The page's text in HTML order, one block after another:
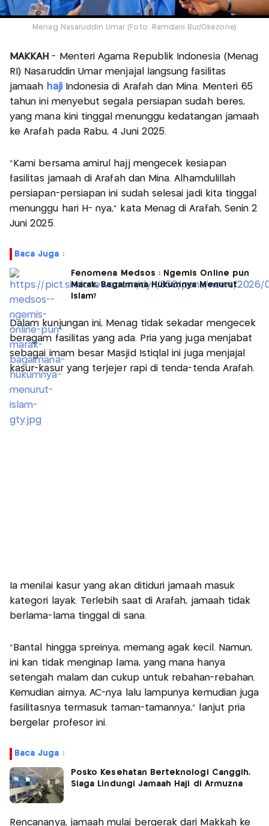
Menag Nasaruddin Umar (Foto: Ramdani Bur/Okezone)
MAKKAH- Menteri Agama Republik Indonesia (Menag
RI) Nasaruddin Umar menjajal langsung fasilitas
jamaah haji Indonesia di Arafah dan Mina. Menteri 65
tahun ini menyebut segala persiapan sudah beres,
yang mana kini tinggal menunggu kedatangan jamaah
ke Arafah pada Rabu, 4 Juni 2025.
"Kami bersama amirul hajj mengecek kesiapan
fasilitas jamaah di Arafah dan Mina. Alhamdulillah
persiapan-persiapan ini sudah selesai jadi kita tinggal
menunggu hari H- nya," kata Menag di Arafah, Senin 2
Juni 2025.
Baca Juga :
Fenomena Medsos : Ngemis Online pun
Marak, Bagaimana Hukumnya Menurut
Islam?
Dalam kunjungan ini, Menag tidak sekadar mengecek
beragam fasilitas yang ada. Pria yang juga menjabat
sebagai imam besar Masjid Istiqlal ini juga menjajal
kasur-kasur yang terjejer rapi di tenda-tenda Arafah.
Ia menilai kasur yang akan ditiduri jamaah masuk
kategori layak. Terlebih saat di Arafah, jamaah tidak
berlama-lama tinggal di sana.
"Bantal hingga spreinya, memang agak kecil. Namun,
ini kan tidak menginap lama, yang mana hanya
setengah malam dan cukup untuk rebahan-rebahan.
Kemudian airnya, AC-nya lalu lampunya kemudian juga
fasilitasnya termasuk taman-tamannya," lanjut pria
bergelar profesor ini.
Baca Juga :
Posko Kesehatan Berteknologi Canggih,
Siaga Lindungi Jamaah Haji di Armuzna
Rencananya, jamaah mulai bergerak dari Makkah ke